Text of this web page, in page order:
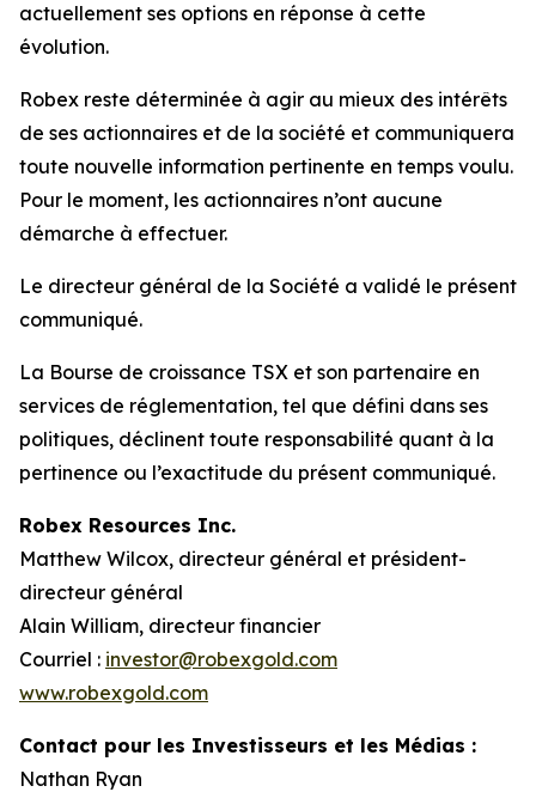
actuellement ses options en réponse à cette
évolution.
Robex reste déterminée à agir au mieux des intérêts
de ses actionnaires et de la société et communiquera
toute nouvelle information pertinente en temps voulu.
Pour le moment, les actionnaires n’ont aucune
démarche à effectuer.
Le directeur général de la Société a validé le présent
communiqué.
La Bourse de croissance TSX et son partenaire en
services de réglementation, tel que défini dans ses
politiques, déclinent toute responsabilité quant à la
pertinence ou l’exactitude du présent communiqué.
Robex Resources Inc.
Matthew Wilcox, directeur général et président-
directeur général
Alain William, directeur financier
Courriel : investor@robexgold.com
www.robexgold.com
Contact pour les Investisseurs et les Médias :
Nathan Ryan